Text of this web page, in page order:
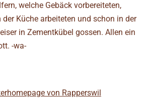
welche Gebäck vorbereiteten,
der Küche arbeiteten und schon in der
in Zementkübel gossen. Allen ein
-wa-
von Rapperswil